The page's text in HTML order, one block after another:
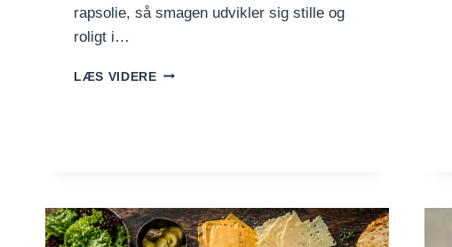
rapsolie, så smagen udvikler sig stille og
roligt i…
LÆS VIDERELAD-